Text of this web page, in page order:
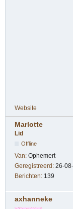
Website
Marlotte
Lid
Offline
Van: Ophemert
Geregistreerd: 26-
Berichten: 139
axhanneke